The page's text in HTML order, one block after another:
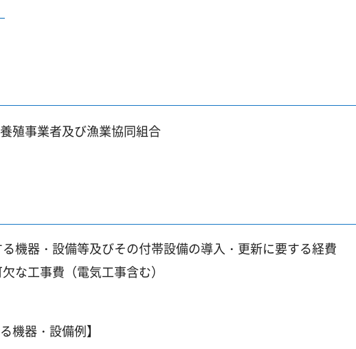
殖事業者及び漁業協同組合
機器・設備等及びその付帯設備の導入・更新に要する経費
な工事費（電気工事含む）
機器・設備例】